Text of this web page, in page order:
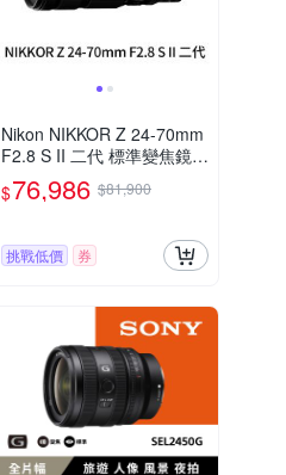
Nikon NIKKOR Z 24-70mm
F2.8 S II 二代 標準變焦鏡頭
(公司貨)
$76,986 $81,900
挑戰低價 券